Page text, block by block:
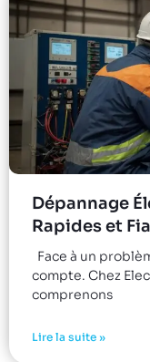
Dépannage
Rapides et
Face à un
compte. Chez
comprenons
Lire la suite »